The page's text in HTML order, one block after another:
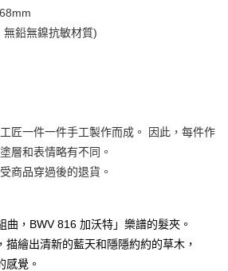
含以上)免運費
鉛無鎳抗敏材質)
匠一件一件手工製作而成。 因此，每件作
層和表情略有不同。
商品穿過後的退貨。
曲，BWV 816 加沃特」樂譜的髮夾。
描繪出清新的藍天和隱隱約約的草木，
感覺。